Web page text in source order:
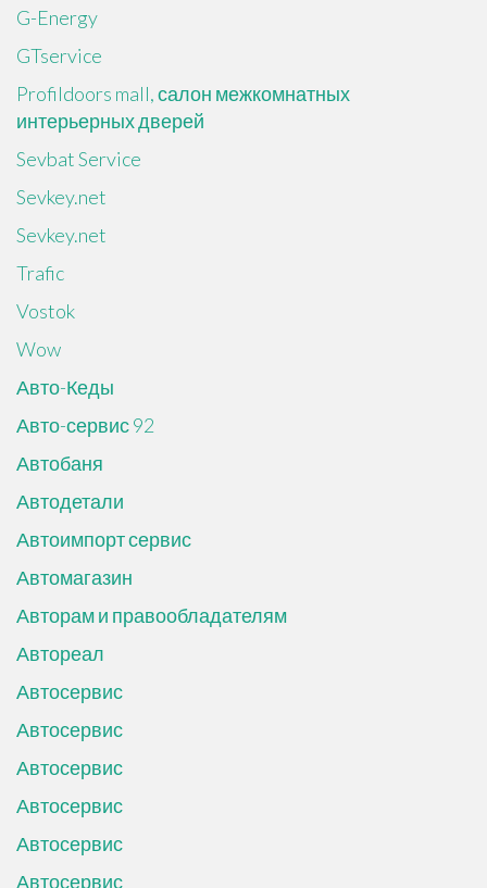
G-Energy
GTservice
Profildoors mall, салон межкомнатных
интерьерных дверей
Sevbat Service
Sevkey.net
Sevkey.net
Trafic
Vostok
Wow
Авто-Кеды
Авто-сервис 92
Автобаня
Автодетали
Автоимпорт сервис
Автомагазин
Авторам и правообладателям
Автореал
Автосервис
Автосервис
Автосервис
Автосервис
Автосервис
Автосервис